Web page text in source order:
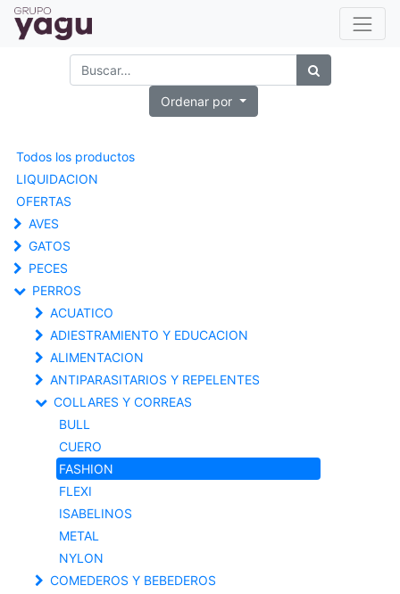
Ordenar por
Todos los productos
LIQUIDACION
OFERTAS
AVES
GATOS
PECES
PERROS
ACUATICO
ADIESTRAMIENTO Y EDUCACION
ALIMENTACION
ANTIPARASITARIOS Y REPELENTES
COLLARES Y CORREAS
BULL
CUERO
FASHION
FLEXI
ISABELINOS
METAL
NYLON
COMEDEROS Y BEBEDEROS